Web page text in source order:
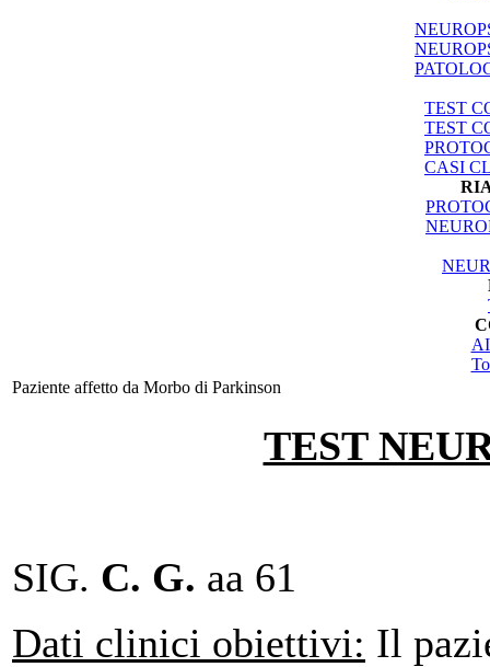
TEST
TEST
CASI
Paziente affetto da Morbo di Parkinson
TEST
SIG. C. G. aa 61
Dati clinici obiettivi: Il